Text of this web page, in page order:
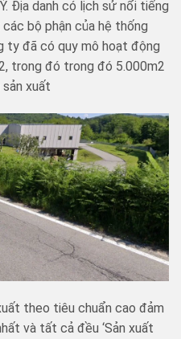
Địa danh có lịch sử nổi tiếng
bộ phận của hệ thống
ty đã có quy mô hoạt động
trong đó trong đó 5.000m2
xuất
theo tiêu chuẩn cao đảm
và tất cả đều ‘Sản xuất